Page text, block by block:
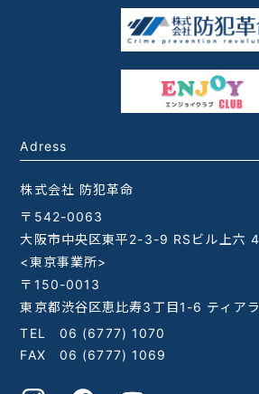
Adress
株式会社 防犯革命
〒542-0063
大阪市中央区東平2-3-9 RSビル上六
<東京事業所>
〒150-0013
東京都渋谷区恵比寿3丁目1-6 ティア
TEL 06 (6777) 1070
FAX 06 (6777) 1069